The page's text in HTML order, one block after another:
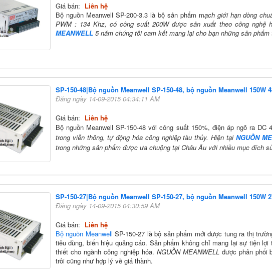
Giá bán: Liên hệ
Bộ nguồn Meanwell SP-200-3.3 là bộ sản phẩm mạch giới hạn dòng
PWM : 134 Khz, có công suất 200W được sản xuất theo công nghệ
MEANWELL 5 năm chúng tôi cam kết mang lại cho bạn những sản phẩm
SP-150-48|Bộ nguồn Meanwell SP-150-48, bộ nguồn Meanwell 150W
Đăng ngày 14-09-2015 04:34:11 AM
Giá bán: Liên hệ
Bộ nguồn Meanwell SP-150-48 với công suất 150%, điện áp ngõ ra DC
trong viễn thông, tự động hóa công nghiệp tàu thủy. Hiện tại NGUỒN
trong những sản phẩm được ưa chuộng tại Châu Âu với nhiều mục đích
SP-150-27|Bộ nguồn Meanwell SP-150-27, bộ nguồn Meanwell 150W
Đăng ngày 14-09-2015 04:30:59 AM
Giá bán: Liên hệ
Bộ nguồn Meanwell SP-150-27 là bộ sản phẩm mới được tung ra thị
tiêu dùng, biến hiệu quảng cáo. Sản phẩm không chỉ mang lại sự tiện
thiết cho ngành công nghiệp hóa. NGUỒN MEANWELL được phân phối
trôi cũng như hợp lý về giá thành.